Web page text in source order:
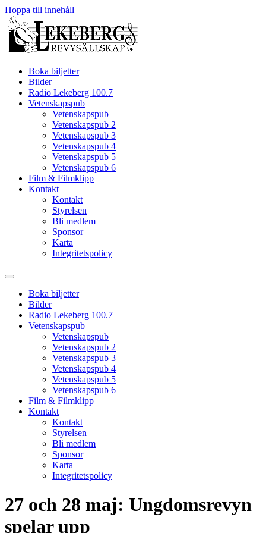
Hoppa till innehåll
Boka biljetter
Bilder
Radio Lekeberg 100.7
Vetenskapspub
Vetenskapspub
Vetenskapspub 2
Vetenskapspub 3
Vetenskapspub 4
Vetenskapspub 5
Vetenskapspub 6
Film & Filmklipp
Kontakt
Kontakt
Styrelsen
Bli medlem
Sponsor
Karta
Integritetspolicy
Boka biljetter
Bilder
Radio Lekeberg 100.7
Vetenskapspub
Vetenskapspub
Vetenskapspub 2
Vetenskapspub 3
Vetenskapspub 4
Vetenskapspub 5
Vetenskapspub 6
Film & Filmklipp
Kontakt
Kontakt
Styrelsen
Bli medlem
Sponsor
Karta
Integritetspolicy
27 och 28 maj: Ungdomsrevyn
spelar upp